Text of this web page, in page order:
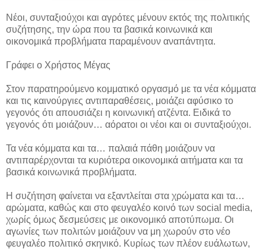
Νέοι, συνταξιούχοι και αγρότες μένουν εκτός της πολιτικής
συζήτησης, την ώρα που τα βασικά κοινωνικά και
οικονομικά προβλήματα παραμένουν αναπάντητα.
Γράφει ο Χρήστος Μέγας
Στον παρατηρούμενο κομματικό οργασμό με τα νέα κόμματα
και τις καινούργιες αντιπαραθέσεις, μοιάζει αφύσικο το
γεγονός ότι απουσιάζει η κοινωνική ατζέντα. Ειδικά το
γεγονός ότι μοιάζουν… αόρατοι οι νέοι και οι συνταξιούχοι.
Τα νέα κόμματα και τα… παλαιά πάθη μοιάζουν να
αντιπαρέρχονται τα κυριότερα οικονομικά αιτήματα και τα
βασικά κοινωνικά προβλήματα.
Η συζήτηση φαίνεται να εξαντλείται στα χρώματα και τα…
αρώματα, καθώς και στο φευγαλέο κοινό των social media,
χωρίς όμως δεσμεύσεις με οικονομικό αποτύπωμα. Οι
αγωνίες των πολιτών μοιάζουν να μη χωρούν στο νέο
φευγαλέο πολιτικό σκηνικό. Κυρίως των πλέον ευάλωτων,